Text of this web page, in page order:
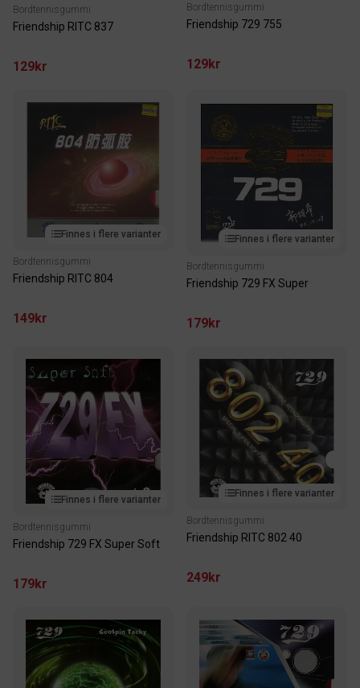
Bordtennisgummi
Friendship RITC 837
129kr
Bordtennisgummi
Friendship 729 755
129kr
Finnes i flere varianter
Bordtennisgummi
Friendship RITC 804
149kr
Finnes i flere varianter
Bordtennisgummi
Friendship 729 FX Super
179kr
Finnes i flere varianter
Bordtennisgummi
Friendship 729 FX Super Soft
179kr
Finnes i flere varianter
Bordtennisgummi
Friendship RITC 802 40
249kr